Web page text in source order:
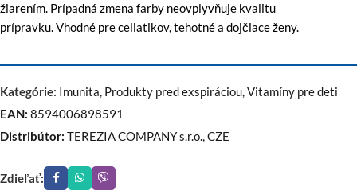
žiarením. Prípadná zmena farby neovplyvňuje kvalitu
prípravku. Vhodné pre celiatikov, tehotné a dojčiace ženy.
Kategórie: Imunita, Produkty pred exspiráciou,Vitamíny pre deti
EAN: 8594006898591
Distribútor: TEREZIA COMPANY s.r.o., CZE
Zdieľať: